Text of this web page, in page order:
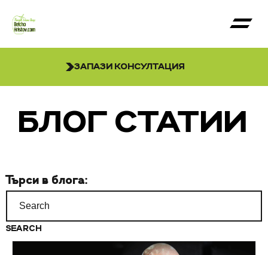
ЗАПАЗИ КОНСУЛТАЦИЯ
БЛОГ СТАТИИ
Търси в блога:
for: